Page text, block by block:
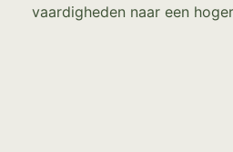
vaardigheden naar een